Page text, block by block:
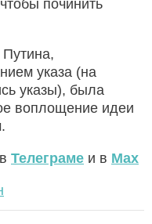
починить
указа (на
указы), была
воплощение идеи
Телеграме и в Max